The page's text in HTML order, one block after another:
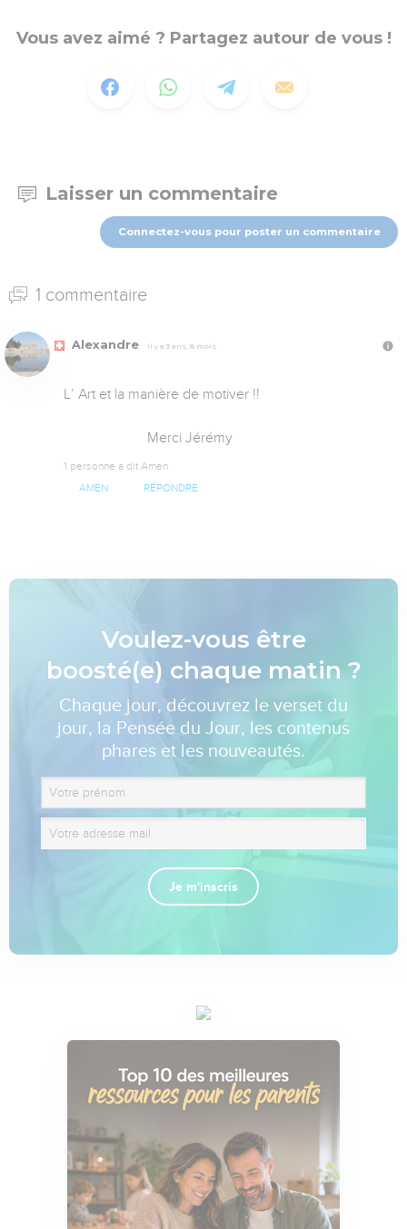
Vous avez aimé ? Partagez autour de vous !
Laisser un commentaire
Connectez-vous pour poster un commentaire
1 commentaire
Alexandre Il y a 3 ans, 8 mois
L’ Art et la manière de motiver !!
                       Merci Jérémy
1 personne a dit Amen
AMEN RÉPONDRE
Voulez-vous être
boosté(e) chaque matin ?
Chaque jour, découvrez le verset du
jour, la Pensée du Jour, les contenus
phares et les nouveautés.
Je m'inscris